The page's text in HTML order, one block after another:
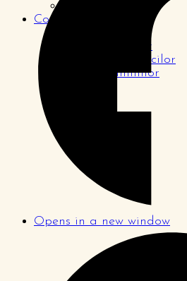
Comunitate
Pagina tinerilor
Pagina logodnicilor
Pagina familiilor
Opens in a new window